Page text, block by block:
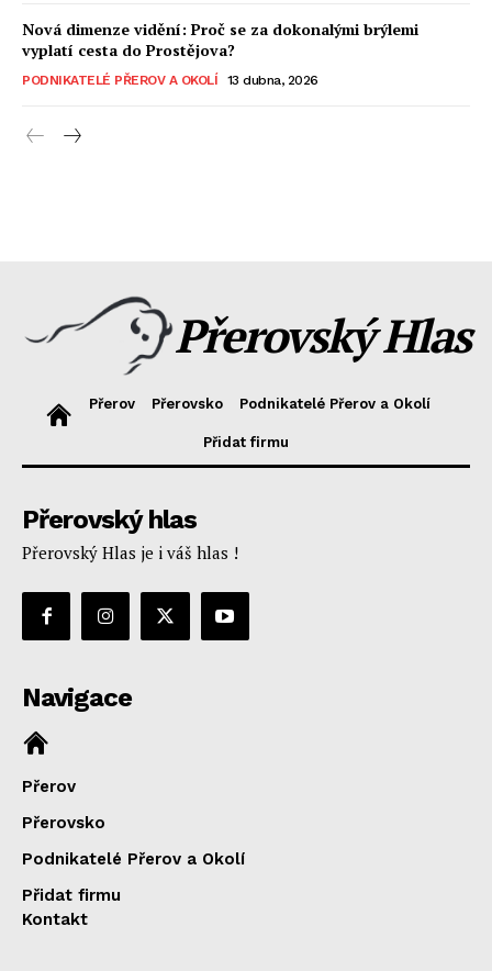
Nová dimenze vidění: Proč se za dokonalými brýlemi
vyplatí cesta do Prostějova?
PODNIKATELÉ PŘEROV A OKOLÍ 13 dubna, 2026
Přerovský Hlas
Přerov Přerovsko Podnikatelé Přerov a Okolí
Přidat firmu
Přerovský hlas
Přerovský Hlas je i váš hlas !
Navigace
Přerov
Přerovsko
Podnikatelé Přerov a Okolí
Přidat firmu
Kontakt